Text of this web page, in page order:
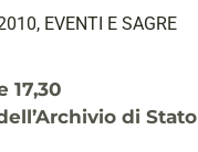
, EVENTI E SAGRE
17,30
di